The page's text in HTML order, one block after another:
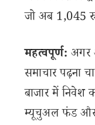
जो अब 1,045
महत्वपूर्ण: अगर
समाचार पढ़ना
बाजार में निवेश
म्यूचुअल फंड और